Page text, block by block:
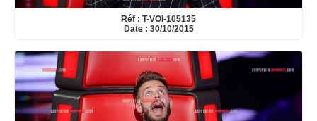
Réf : T-VOI-105135
Date : 30/10/2015